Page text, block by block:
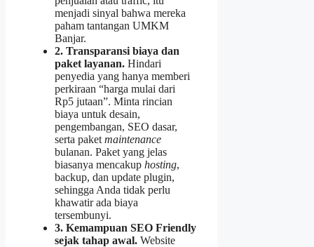
menjadi sinyal bahwa mereka
paham tantangan UMKM
Banjar.
2. Transparansi biaya dan
paket layanan. Hindari
penyedia yang hanya memberi
perkiraan “harga mulai dari
Rp5 jutaan”. Minta rincian
biaya untuk desain,
pengembangan, SEO dasar,
serta paketmaintenance
bulanan. Paket yang jelas
biasanya mencakup hosting,
backup, dan update plugin,
sehingga Anda tidak perlu
khawatir ada biaya
tersembunyi.
3. Kemampuan SEO Friendly
sejak tahap awal. Website